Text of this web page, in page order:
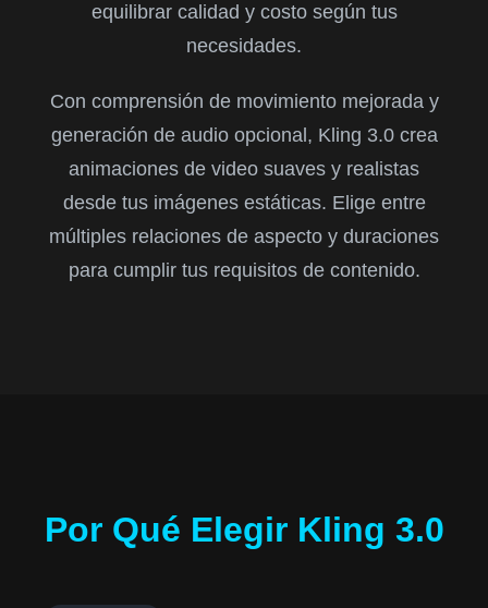
equilibrar calidad y costo según tus
necesidades.
Con comprensión de movimiento mejorada y
generación de audio opcional, Kling 3.0 crea
animaciones de video suaves y realistas
desde tus imágenes estáticas. Elige entre
múltiples relaciones de aspecto y duraciones
para cumplir tus requisitos de contenido.
Por Qué Elegir Kling 3.0